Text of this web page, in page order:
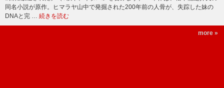
同名小説が原作。ヒマラヤ山中で発掘された200年前の人骨が、失踪した妹の
DNAと完 … 続きを読む
more »